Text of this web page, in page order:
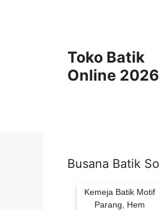
Toko Batik
Online 2026
Busana Batik
Kemeja Batik Motif
Parang, Hem